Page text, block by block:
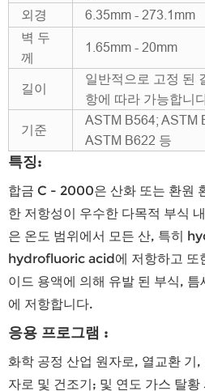
외경
6.35mm - 273.1mm
벽 두
께
1.65mm - 20mm
길이
일반적으로 고정 된
항에 따라 가능합니
기준
ASTM B564; ASTM
ASTM B622 등
특징:
합금 C - 2000은 산화 또는 환원
한 저항성이 우수한 다목적 부식
은 온도 범위에서 모든 산, 특히
hydrofluoric acid에 저항하고 또
이드 용액에 의해 유발 된 부식,
에 저항합니다.
응용 프로그램 :
화학 공정 산업 원자로, 열교환 기,
자로 및 건조기; 및 연도 가스 탈황